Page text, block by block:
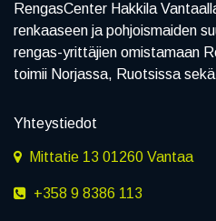
RengasCenter Hakkila
renkaaseen ja pohjoismaiden
rengas-yrittäjien omistamaan
toimii Norjassa, Ruotsissa
Yhteystiedot
Mittatie 13 01260 Vantaa
+358 9 8386 113